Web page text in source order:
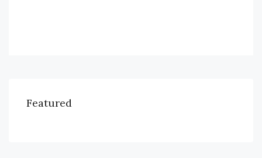
Featured